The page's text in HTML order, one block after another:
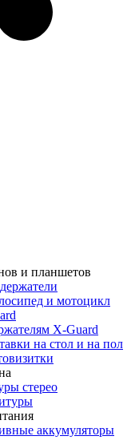
и планшетов
и мотоцикл
X-Guard
на стол и на пол
стерео
аккумуляторы